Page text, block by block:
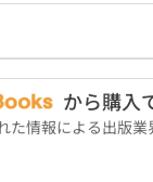
から購入
た情報による出版